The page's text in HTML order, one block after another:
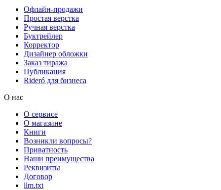
Офлайн-продажи
Простая верстка
Ручная верстка
Буктрейлер
Корректор
Дизайнер обложки
Заказ тиража
Публикация
Rideró для бизнеса
О нас
О сервисе
О магазине
Книги
Возникли вопросы?
Приватность
Наши преимущества
Реквизиты
Договор
llm.txt